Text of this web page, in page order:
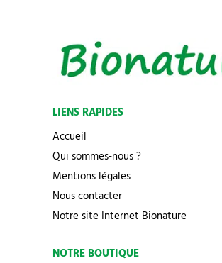
LIENS RAPIDES
Accueil
Qui sommes-nous ?
Mentions légales
Nous contacter
Notre site Internet Bionature
NOTRE BOUTIQUE